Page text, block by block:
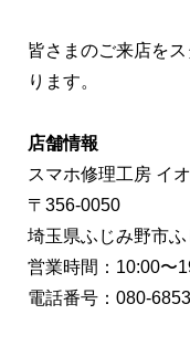
皆さまのご来店を
ります。
店舗情報
スマホ修理工房 イ
〒356-0050
埼玉県ふじみ野市
営業時間：10:00〜
電話番号：080-